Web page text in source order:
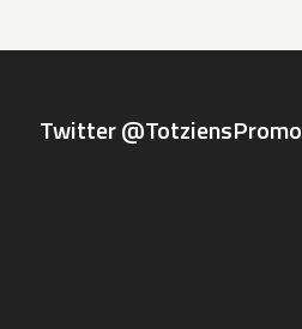
Twitter @TotziensPromo